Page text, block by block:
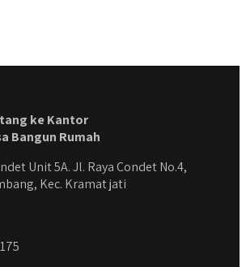
#qyusipersada
ke Kantor
Bangun Rumah
Unit 5A. Jl. Raya Condet No.4,
Kec. Kramat jati